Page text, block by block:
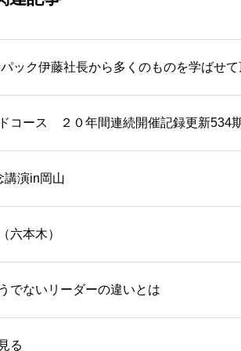
ック伊藤社長から多くのものを学ばせて
コース ２０年間連続開催記録更新534
講演in岡山
六本木）
でないリーダーの違いとは
る